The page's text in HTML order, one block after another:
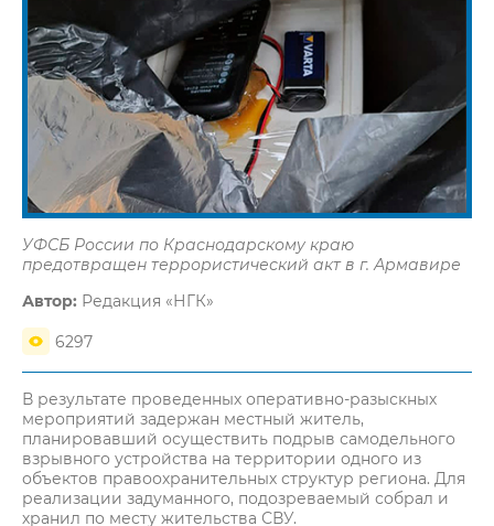
УФСБ России по Краснодарскому краю
предотвращен террористический акт в г. Армавире
Автор: Редакция «НГК»
6297
В результате проведенных оперативно-разыскных
мероприятий задержан местный житель,
планировавший осуществить подрыв самодельного
взрывного устройства на территории одного из
объектов правоохранительных структур региона. Для
реализации задуманного, подозреваемый собрал и
хранил по месту жительства СВУ.